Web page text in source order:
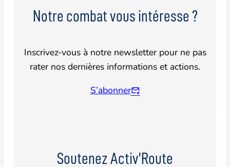
Notre combat vous intéresse ?
Inscrivez-vous à notre newsletter pour ne pas
rater nos dernières informations et actions.
S’abonner
Soutenez Activ’Route